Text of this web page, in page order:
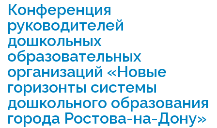
Деятельность
Родителям
Учитель года
Противодействие коррупции
Конференция
руководителей
дошкольных
образовательных
организаций «Новые
горизонты системы
дошкольного образования
города Ростова-на-Дону»